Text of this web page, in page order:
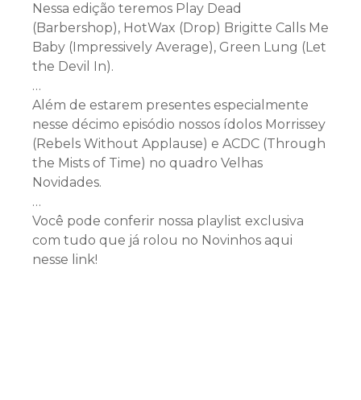
Nessa edição teremos Play Dead
(Barbershop), HotWax (Drop) Brigitte Calls Me
Baby (Impressively Average), Green Lung (Let
the Devil In).
…
Além de estarem presentes especialmente
nesse décimo episódio nossos ídolos Morrissey
(Rebels Without Applause) e ACDC (Through
the Mists of Time) no quadro Velhas
Novidades.
…
Você pode conferir nossa playlist exclusiva
com tudo que já rolou no Novinhos aqui
nesse link!